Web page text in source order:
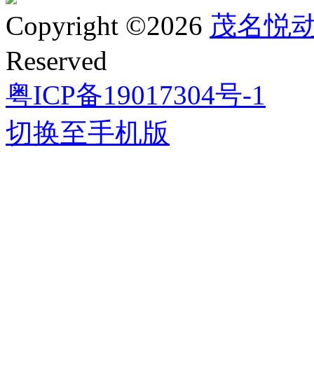
Copyright ©2026 茂名悦
Reserved
粤ICP备19017304号-1
切换至手机版